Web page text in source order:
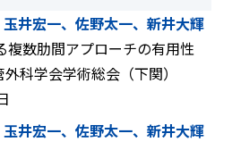
井宏一、佐野太一、新井大輝
複数肋間アプローチの有用性
外科学会学術総会（下関）
井宏一、佐野太一、新井大輝